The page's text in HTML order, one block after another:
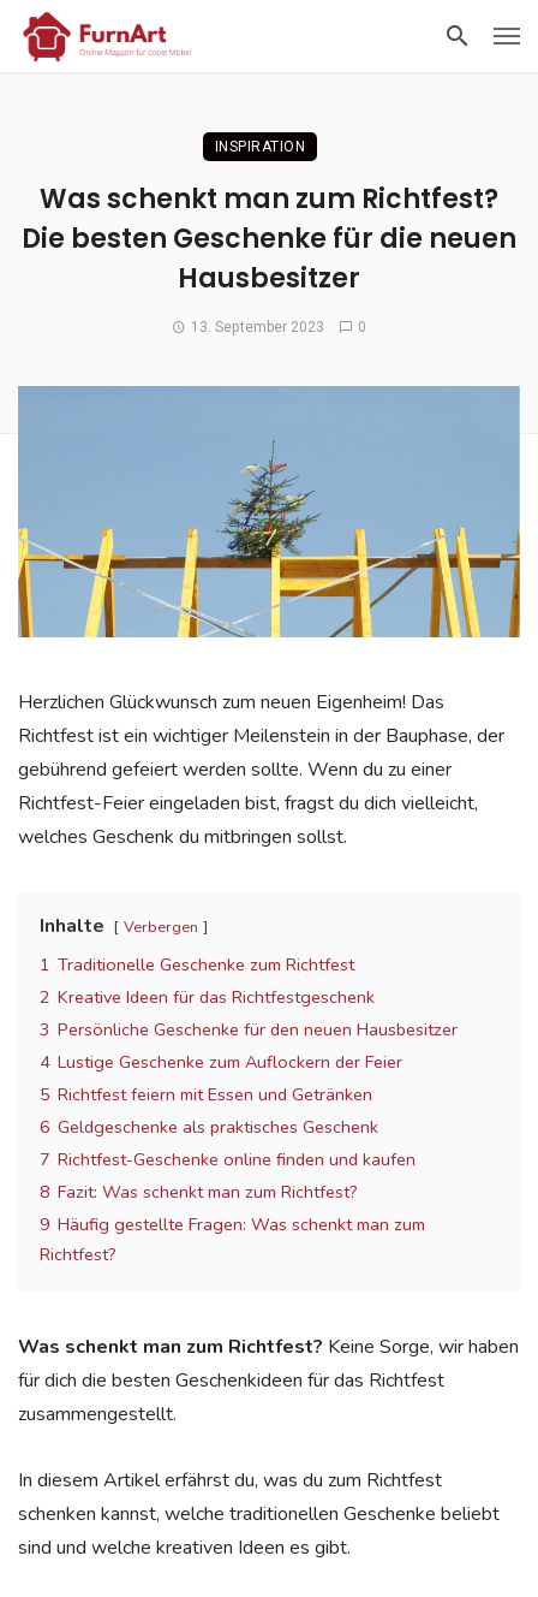
INSPIRATION
Was schenkt man zum Richtfest?
Die besten Geschenke für die neuen
Hausbesitzer
13. September 2023 0
Herzlichen Glückwunsch zum neuen Eigenheim! Das
Richtfest ist ein wichtiger Meilenstein in der Bauphase, der
gebührend gefeiert werden sollte. Wenn du zu einer
Richtfest-Feier eingeladen bist, fragst du dich vielleicht,
welches Geschenk du mitbringen sollst.
Inhalte Verbergen
1 Traditionelle Geschenke zum Richtfest
2 Kreative Ideen für das Richtfestgeschenk
3 Persönliche Geschenke für den neuen Hausbesitzer
4 Lustige Geschenke zum Auflockern der Feier
5 Richtfest feiern mit Essen und Getränken
6 Geldgeschenke als praktisches Geschenk
7 Richtfest-Geschenke online finden und kaufen
8 Fazit: Was schenkt man zum Richtfest?
9 Häufig gestellte Fragen: Was schenkt man zum
Richtfest?
Was schenkt man zum Richtfest? Keine Sorge, wir haben
für dich die besten Geschenkideen für das Richtfest
zusammengestellt.
In diesem Artikel erfährst du, was du zum Richtfest
schenken kannst, welche traditionellen Geschenke beliebt
sind und welche kreativen Ideen es gibt.